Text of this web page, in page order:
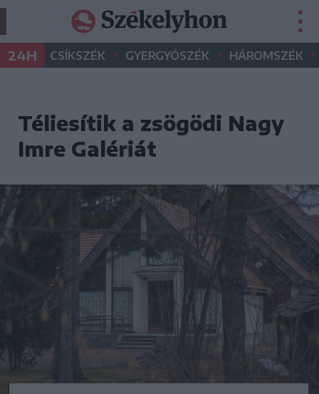
24H CSÍKSZÉK • GYERGYÓSZÉK • HÁROMSZÉK •
Téliesítik a zsögödi Nagy
Imre Galériát